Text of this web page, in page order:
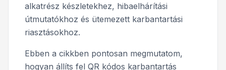
alkatrész készletekhez, hibaelhárítási
útmutatókhoz és ütemezett karbantartási
riasztásokhoz.
Ebben a cikkben pontosan megmutatom,
hogyan állíts fel QR kódos karbantartás